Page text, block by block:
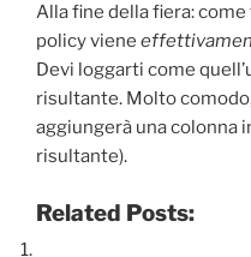
Alla fine della fiera:
policy viene
Devi loggarti come
risultante. Molto
aggiungerà una colonna
risultante).
Related Posts: